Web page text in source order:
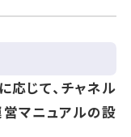
じて、チャネル
マニュアルの設